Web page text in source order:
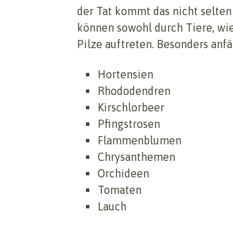
der Tat kommt das nicht
können sowohl durch Tiere,
Pilze auftreten. Besonders
Hortensien
Rhododendren
Kirschlorbeer
Pfingstrosen
Flammenblumen
Chrysanthemen
Orchideen
Tomaten
Lauch